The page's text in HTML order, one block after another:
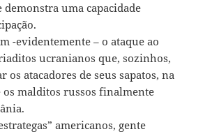
demonstra uma capacidade
-evidentemente – o ataque ao
ucranianos que, sozinhos,
os atacadores de seus sapatos, na
os malditos russos finalmente
americanos, gente